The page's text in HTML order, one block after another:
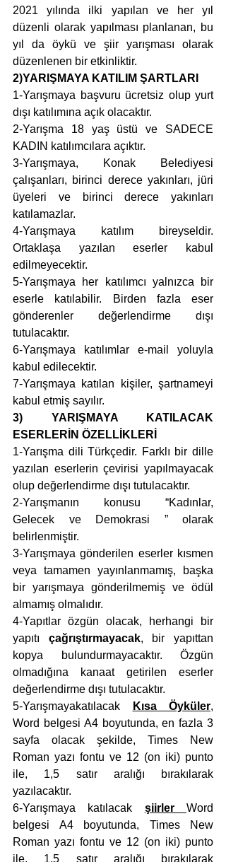
2021 yılında ilki yapılan ve her yıl
düzenli olarak yapılması planlanan, bu
yıl da öykü ve şiir yarışması olarak
düzenlenen bir etkinliktir.
2)YARIŞMAYA KATILIM ŞARTLARI
1-Yarışmaya başvuru ücretsiz olup yurt
dışı katılımına açık olacaktır.
2-Yarışma 18 yaş üstü ve SADECE
KADIN katılımcılara açıktır.
3-Yarışmaya, Konak Belediyesi
çalışanları, birinci derece yakınları, jüri
üyeleri ve birinci derece yakınları
katılamazlar.
4-Yarışmaya katılım bireyseldir.
Ortaklaşa yazılan eserler kabul
edilmeyecektir.
5-Yarışmaya her katılımcı yalnızca bir
eserle katılabilir. Birden fazla eser
gönderenler değerlendirme dışı
tutulacaktır.
6-Yarışmaya katılımlar e-mail yoluyla
kabul edilecektir.
7-Yarışmaya katılan kişiler, şartnameyi
kabul etmiş sayılır.
3) YARIŞMAYA KATILACAK
ESERLERİN ÖZELLİKLERİ
1-Yarışma dili Türkçedir. Farklı bir dille
yazılan eserlerin çevirisi yapılmayacak
olup değerlendirme dışı tutulacaktır.
2-Yarışmanın konusu “Kadınlar,
Gelecek ve Demokrasi ” olarak
belirlenmiştir.
3-Yarışmaya gönderilen eserler kısmen
veya tamamen yayınlanmamış, başka
bir yarışmaya gönderilmemiş ve ödül
almamış olmalıdır.
4-Yapıtlar özgün olacak, herhangi bir
yapıtı çağrıştırmayacak, bir yapıttan
kopya bulundurmayacaktır. Özgün
olmadığına kanaat getirilen eserler
değerlendirme dışı tutulacaktır.
5-Yarışmayakatılacak
Kısa Öyküler,
Word belgesi A4 boyutunda, en fazla 3
sayfa olacak şekilde, Times New
Roman yazı fontu ve 12 (on iki) punto
ile, 1,5 satır aralığı bırakılarak
yazılacaktır.
6-Yarışmaya katılacak şiirler Word
belgesi A4 boyutunda, Times New
Roman yazı fontu ve 12 (on iki) punto
ile, 1,5 satır aralığı bırakılarak